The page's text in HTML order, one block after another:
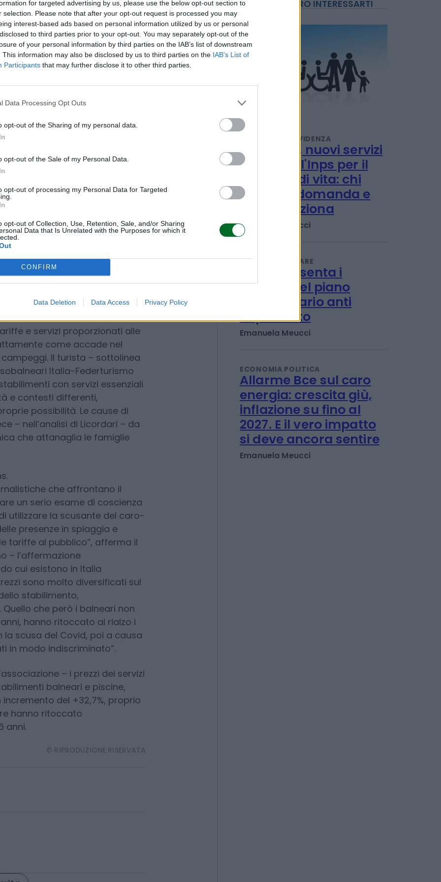
for targeted advertising by us, please use the below opt-out section to
selection. Please note that after your opt-out request is processed you may
interest-based ads based on personal information utilized by us or personal
to third parties prior to your opt-out. You may separately opt-out of the
of your personal information by third parties on the IAB’s list of downstream
This information may also be disclosed by us to third parties on the IAB’s List of
Participants that may further disclose it to other third parties.
Data Processing Opt Outs
opt-out of the Sharing of my personal data.
opt-out of the Sale of my Personal Data.
opt-out of processing my Personal Data for Targeted
opt-out of Collection, Use, Retention, Sale, and/or Sharing
Data that Is Unrelated with the Purposes for which it
CONFIRM
Data Deletion Data Access Privacy Policy
, in parte a una generale
dei prezzi.
un ombrellone e due
, eccezion fatta (al rialzo) per gli
a cifre monstre di oltre
super esclusiva in riva al
tuttavia, le vacanze estive
all’era pre-Covid e il
dei turisti.
quest’anno, le località di
in crescita e un aumento
alberghiere. Infine, oggi la
è scesa a 7-10 giorni.
acceso lo scontro a distanza
italiane hanno
caro spiaggia,
stabilimenti balneari
a molte famiglie di trascorrere
Italia, che “ritiene
non corrisponde
diversificato e offre
e servizi proporzionati alle
come accade nel
Il turista – sottolinea
Italia-Federturismo
con servizi essenziali
e contesti differenti,
possibilità. Le cause di
che attanaglia le famiglie
che affrontano il
un serio esame di coscienza
la scusante del caro-
presenze in spiaggia e
tariffe al pubblico”, afferma il
– l’affermazione
cui esistono in Italia
sono molto diversificati sul
stabilimento,
che però i balneari non
scusa del Covid, poi a causa
in modo indiscriminato”.
– i prezzi dei servizi
balneari e piscine,
incremento del +32,7%, proprio
PENSIONI E PREVIDENZA
Disabilità, nuovi servizi
online dell'Inps per il
Progetto di vita: chi
può fare domanda e
Emanuela Meucci
LAVORO E WELFARE
L'Inps presenta i
risultati del piano
Emanuela Meucci
ECONOMIA POLITICA
Allarme Bce sul caro
energia: crescita giù,
inflazione su fino al